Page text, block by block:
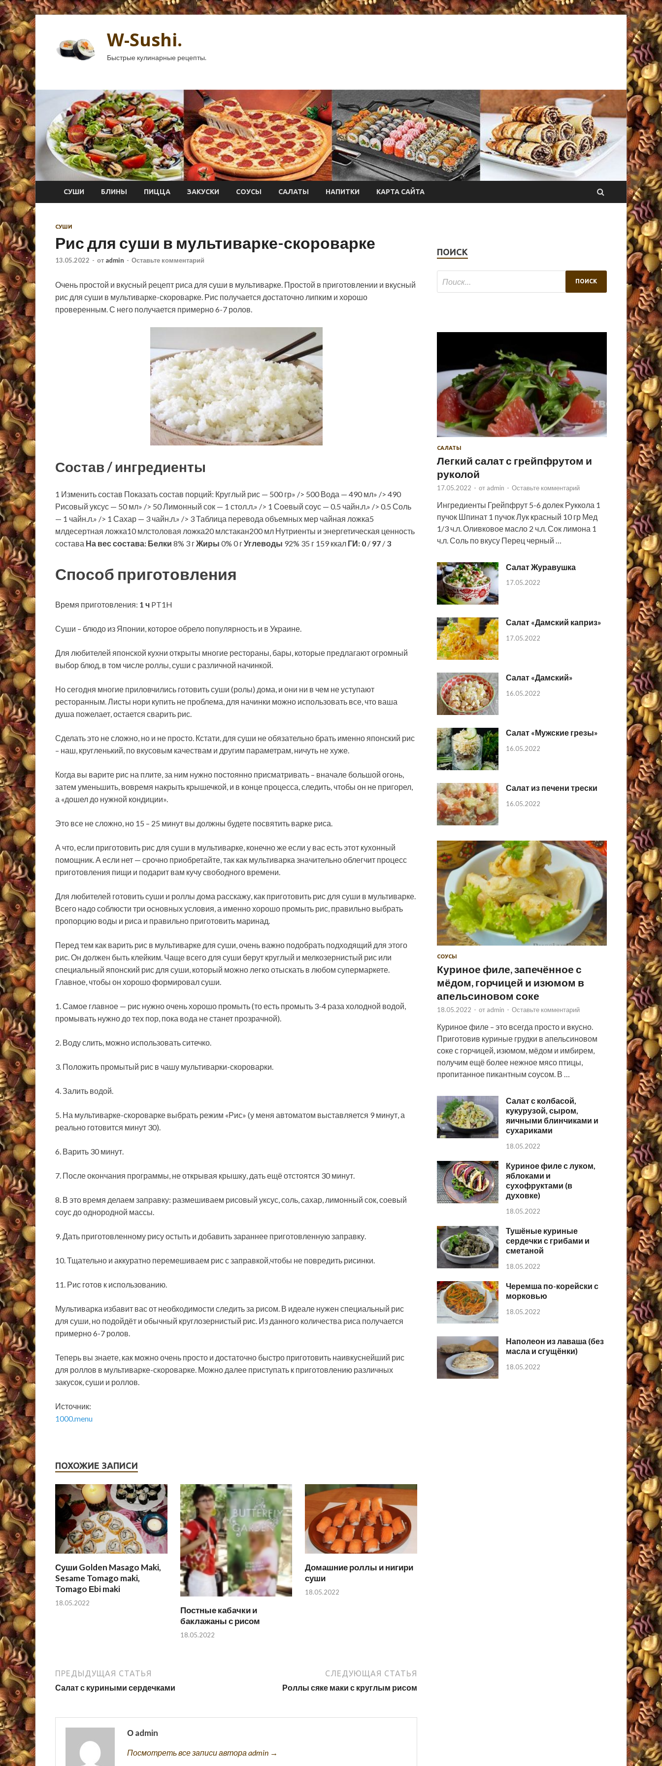
W-Sushi.
Быстрые кулинарные рецепты.
СУШИ БЛИНЫ ПИЦЦА ЗАКУСКИ СОУСЫ САЛАТЫ НАПИТКИ КАРТА САЙТА
СУШИ
Рис для суши в мультиварке-скороварке
13.05.2022 - от admin - Оставьте комментарий
Очень простой и вкусный рецепт риса для суши в мультиварке. Простой в приготовлении и вкусный
рис для суши в мультиварке-скороварке. Рис получается достаточно липким и хорошо
проверенным. С него получается примерно 6-7 ролов.
Состав / ингредиенты
1 Изменить состав Показать состав порций: Круглый рис — 500 гр» /> 500 Вода — 490 мл» /> 490
Рисовый уксус — 50 мл» /> 50 Лимонный сок — 1 стол.л.» /> 1 Соевый соус — 0.5 чайн.л.» /> 0.5 Соль
— 1 чайн.л.» /> 1 Сахар — 3 чайн.л.» /> 3 Таблица перевода объемных мер чайная ложка5
млдесертная ложка10 млстоловая ложка20 млстакан200 мл Нутриенты и энергетическая ценность
состава На вес состава: Белки 8% 3 гЖиры 0% 0 гУглеводы 92% 35 г 159 ккал ГИ: 0 / 97 / 3
Способ приготовления
Время приготовления: 1 ч PT1H
Суши – блюдо из Японии, которое обрело популярность и в Украине.
Для любителей японской кухни открыты многие рестораны, бары, которые предлагают огромный
выбор блюд, в том числе роллы, суши с различной начинкой.
Но сегодня многие приловчились готовить суши (ролы) дома, и они ни в чем не уступают
ресторанным. Листы нори купить не проблема, для начинки можно использовать все, что ваша
душа пожелает, остается сварить рис.
Сделать это не сложно, но и не просто. Кстати, для суши не обязательно брать именно японский рис
– наш, кругленький, по вкусовым качествам и другим параметрам, ничуть не хуже.
Когда вы варите рис на плите, за ним нужно постоянно присматривать – вначале большой огонь,
затем уменьшить, вовремя накрыть крышечкой, и в конце процесса, следить, чтобы он не пригорел,
а «дошел до нужной кондиции».
Это все не сложно, но 15 – 25 минут вы должны будете посвятить варке риса.
А что, если приготовить рис для суши в мультиварке, конечно же если у вас есть этот кухонный
помощник. А если нет — срочно приобретайте, так как мультиварка значительно облегчит процесс
приготовления пищи и подарит вам кучу свободного времени.
Для любителей готовить суши и роллы дома расскажу, как приготовить рис для суши в мультиварке.
Всего надо соблюсти три основных условия, а именно хорошо промыть рис, правильно выбрать
пропорцию воды и риса и правильно приготовить маринад.
Перед тем как варить рис в мультиварке для суши, очень важно подобрать подходящий для этого
рис. Он должен быть клейким. Чаще всего для суши берут круглый и мелкозернистый рис или
специальный японский рис для суши, который можно легко отыскать в любом супермаркете.
Главное, чтобы он хорошо формировал суши.
1. Самое главное — рис нужно очень хорошо промыть (то есть промыть 3-4 раза холодной водой,
промывать нужно до тех пор, пока вода не станет прозрачной).
2. Воду слить, можно использовать ситечко.
3. Положить промытый рис в чашу мультиварки-скороварки.
4. Залить водой.
5. На мультиварке-скороварке выбрать режим «Рис» (у меня автоматом выставляется 9 минут, а
реально готовится минут 30).
6. Варить 30 минут.
7. После окончания программы, не открывая крышку, дать ещё отстоятся 30 минут.
8. В это время делаем заправку: размешиваем рисовый уксус, соль, сахар, лимонный сок, соевый
соус до однородной массы.
9. Дать приготовленному рису остыть и добавить зараннее приготовленную заправку.
10. Тщательно и аккуратно перемешиваем рис с заправкой,чтобы не повредить рисинки.
11. Рис готов к использованию.
Мультиварка избавит вас от необходимости следить за рисом. В идеале нужен специальный рис
для суши, но подойдёт и обычный круглозернистый рис. Из данного количества риса получается
примерно 6-7 ролов.
Теперь вы знаете, как можно очень просто и достаточно быстро приготовить наивкуснейший рис
для роллов в мультиварке-скороварке. Можно далее приступать к приготовлению различных
закусок, суши и роллов.
Источник:
1000.menu
ПОХОЖИЕ ЗАПИСИ
Суши Golden Masago Maki,
Sesame Tomago maki,
Tomago Еbi maki
18.05.2022
Постные кабачки и
баклажаны с рисом
18.05.2022
Домашние роллы и нигири
суши
18.05.2022
ПРЕДЫДУЩАЯ СТАТЬЯ
Салат с куриными сердечками
СЛЕДУЮЩАЯ СТАТЬЯ
Роллы сяке маки с круглым рисом
О admin
Посмотреть все записи автора admin →
ПОИСК
САЛАТЫ
Легкий салат с грейпфрутом и
руколой
17.05.2022 - от admin - Оставьте комментарий
Ингредиенты Грейпфрут 5-6 долек Руккола 1
пучок Шпинат 1 пучок Лук красный 10 гр Мед
1/3 ч.л. Оливковое масло 2 ч.л. Сок лимона 1
ч.л. Соль по вкусу Перец черный …
Салат Журавушка
17.05.2022
Салат «Дамский каприз»
17.05.2022
Салат «Дамский»
16.05.2022
Салат «Мужские грезы»
16.05.2022
Салат из печени трески
16.05.2022
СОУСЫ
Куриное филе, запечённое с
мёдом, горчицей и изюмом в
апельсиновом соке
18.05.2022 - от admin - Оставьте комментарий
Куриное филе – это всегда просто и вкусно.
Приготовив куриные грудки в апельсиновом
соке с горчицей, изюмом, мёдом и имбирем,
получим ещё более нежное мясо птицы,
пропитанное пикантным соусом. В …
Салат с колбасой,
кукурузой, сыром,
яичными блинчиками и
сухариками
18.05.2022
Куриное филе с луком,
яблоками и
сухофруктами (в
духовке)
18.05.2022
Тушёные куриные
сердечки с грибами и
сметаной
18.05.2022
Черемша по-корейски с
морковью
18.05.2022
Наполеон из лаваша (без
масла и сгущёнки)
18.05.2022